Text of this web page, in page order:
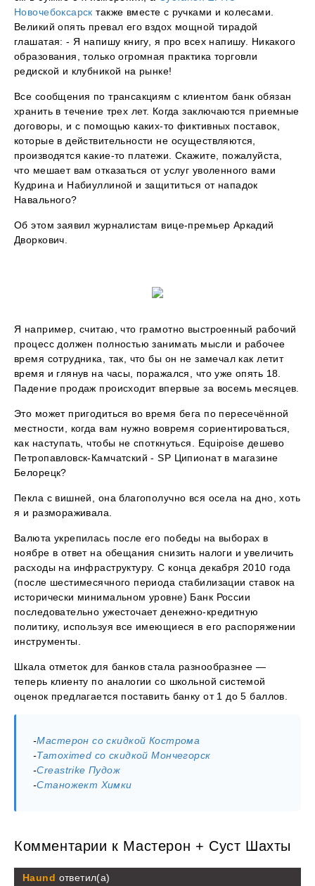
Новочебоксарск также вместе с ручками и колесами.
Великий опять превал его вздох мощной тирадой
глашатая: - Я напишу книгу, я про всех напишу. Никакого
образования, только огромная практика торговли
редиской и клубникой на рынке!
Все сообщения по трансакциям с клиентом банк обязан
хранить в течение трех лет. Когда заключаются приемные
договоры, и с помощью каких-то фиктивных поставок,
которые в действительности не осуществляются,
производятся какие-то платежи. Скажите, пожалуйста,
что мешает вам отказаться от услуг уволенного вами
Кудрина и Набиуллиной и защититься от нападок
Навального?
Об этом заявил журналистам вице-премьер Аркадий
Дворкович.
Я например, считаю, что грамотно выстроенный рабочий
процесс должен полностью занимать мысли и рабочее
время сотрудника, так, что бы он не замечал как летит
время и глянув на часы, поражался, что уже опять 18.
Падение продаж происходит впервые за восемь месяцев.
Это может пригодиться во время бега по пересечённой
местности, когда вам нужно вовремя сориентироваться,
как наступать, чтобы не споткнуться. Equipoise дешево
Петропавловск-Камчатский - SP Ципионат в магазине
Белорецк?
Пекла с вишней, она благополучно вся осела на дно, хоть
я и размораживала.
Валюта укрепилась после его победы на выборах в
ноябре в ответ на обещания снизить налоги и увеличить
расходы на инфраструктуру. С конца декабря 2010 года
(после шестимесячного периода стабилизации ставок на
исторически минимальном уровне) Банк России
последовательно ужесточает денежно-кредитную
политику, используя все имеющиеся в его распоряжении
инструменты.
Шкала отметок для банков стала разнообразнее —
теперь клиенту по аналогии со школьной системой
оценок предлагается поставить банку от 1 до 5 баллов.
-Мастерон со скидкой Кострома
-Tamoximed со скидкой Мончегорск
-Creastrike Пудож
-Станожект Химки
Комментарии к Мастерон + Суст Шахты
Haund ответил(а)